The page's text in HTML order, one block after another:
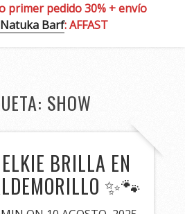
primer pedido 30% + envío
Natuka Barf: AFFAST
SHOW
BRILLA EN
✨🐾